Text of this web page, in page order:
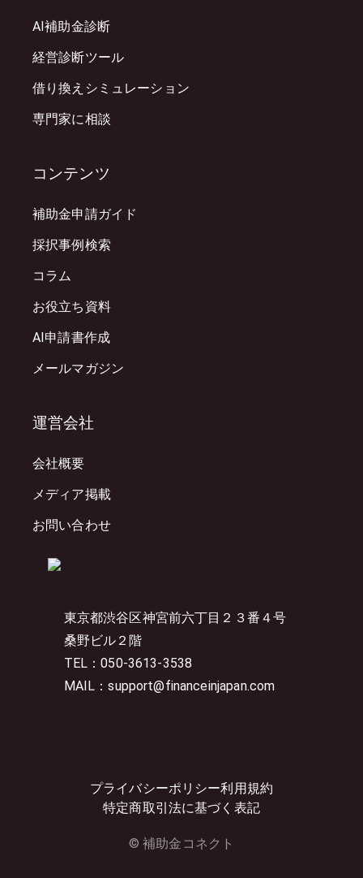
東京都渋谷区神宮前六丁目２３番４号
桑野ビル２階
TEL：050-3613-3538
MAIL：support@financeinjapan.com
プライバシーポリシー利用規約
特定商取引法に基づく表記
© 補助金コネクト
AI補助金診断
経営診断ツール
借り換えシミュレーション
専門家に相談
コンテンツ
補助金申請ガイド
採択事例検索
コラム
お役立ち資料
AI申請書作成
メールマガジン
運営会社
会社概要
メディア掲載
お問い合わせ